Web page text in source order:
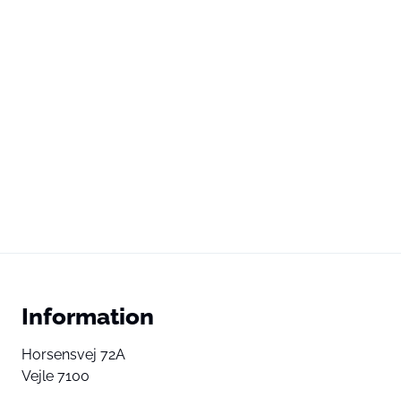
Information
Horsensvej 72A
Vejle 7100